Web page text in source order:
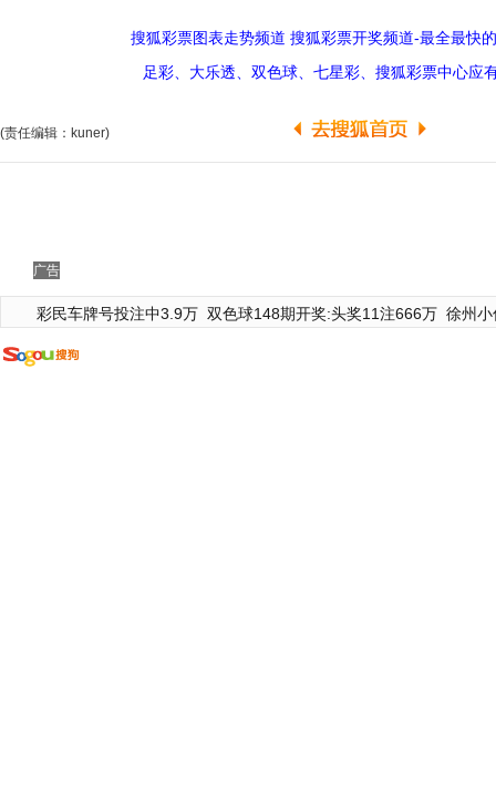
搜狐彩票图表走势频道 搜狐彩票开奖频道-最全最快
足彩、大乐透、双色球、七星彩、搜狐彩票中心应
(责任编辑：kuner)
广告
彩民车牌号投注中3.9万 双色球148期开奖:头奖11注666万 徐州